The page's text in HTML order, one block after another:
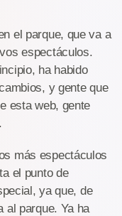
el parque, que va a
espectáculos.
ha habido
y gente que
esta web, gente
más espectáculos
el punto de
ya que, de
al parque. Ya ha